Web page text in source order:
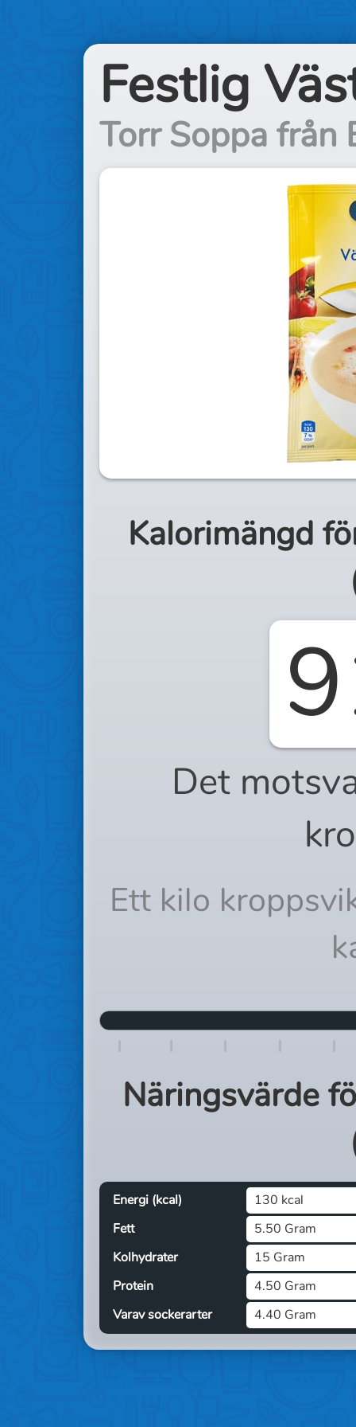
Festlig
Torr Soppa från
Kalorimängd
Det
Ett kilo
Näringsvärde
Energi (kcal)
130 kcal
Fett
5.50 Gram
Kolhydrater
15 Gram
Protein
4.50 Gram
Varav sockerarter
4.40 Gram